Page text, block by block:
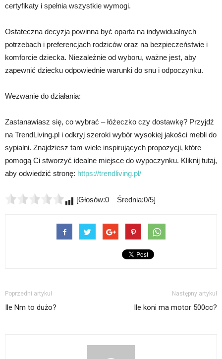
certyfikaty i spełnia wszystkie wymogi.
Ostateczna decyzja powinna być oparta na indywidualnych
potrzebach i preferencjach rodziców oraz na bezpieczeństwie i
komforcie dziecka. Niezależnie od wyboru, ważne jest, aby
zapewnić dziecku odpowiednie warunki do snu i odpoczynku.
Wezwanie do działania:
Zastanawiasz się, co wybrać – łóżeczko czy dostawkę? Przyjdź
na TrendLiving.pl i odkryj szeroki wybór wysokiej jakości mebli do
sypialni. Znajdziesz tam wiele inspirujących propozycji, które
pomogą Ci stworzyć idealne miejsce do wypoczynku. Kliknij tutaj,
aby odwiedzić stronę: https://trendliving.pl/
[Głosów:0 Średnia:0/5]
Poprzedni artykuł
Ile Nm to dużo?
Następny artykuł
Ile koni ma motor 500cc?